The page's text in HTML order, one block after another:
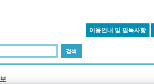
이용안내 및 필독사항